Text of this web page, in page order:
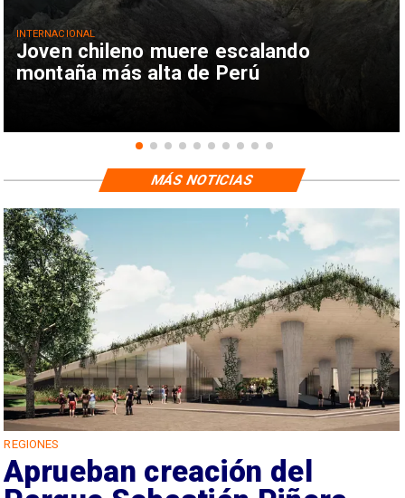
Joven chileno muere escalando
montaña más alta de Perú
INTERNACIONAL
REGIONES
Aprueban creación del
MÁS NOTICIAS